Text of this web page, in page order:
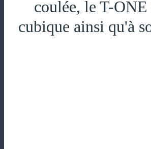
coulée, le T-
cubique ainsi qu'à